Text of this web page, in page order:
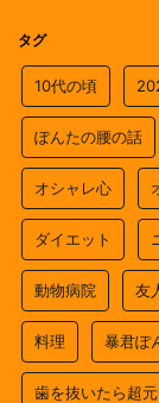
タグ
10代の頃
ぽんたの腰の話
オシャレ心
ダイエット
動物病院 友
料理 暴君ぽ
歯を抜いたら超